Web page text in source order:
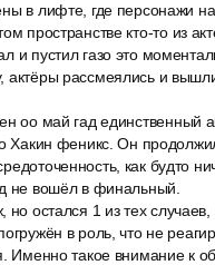
в лифте, где персонажи
пространстве кто-то из
и пустил газо это
актёры рассмеялись и
оо май гад единственный
Хакин феникс. Он
как будто
не вошёл в финальный.
но остался 1 из тех случаев,
в роль, что не
Именно такое внимание к